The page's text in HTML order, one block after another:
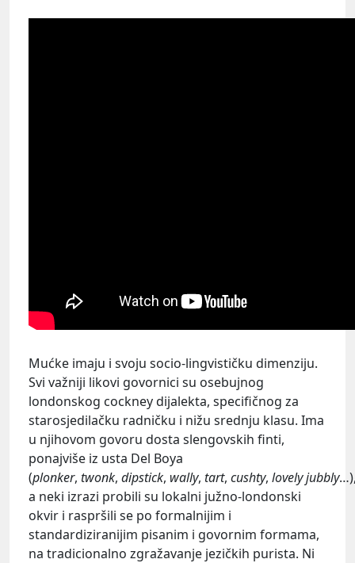
Mućke imaju i svoju socio-lingvističku dimenziju.
Svi važniji likovi govornici su osebujnog
londonskog cockney dijalekta, specifičnog za
starosjedilačku radničku i nižu srednju klasu. Ima
u njihovom govoru dosta slengovskih finti,
ponajviše iz usta Del Boya
(plonker, twonk, dipstick, wally, tart, cushty, lovelyjubbly
a neki izrazi probili su lokalni južno-londonski
okvir i raspršili se po formalnijim i
standardiziranijim pisanim i govornim formama,
na tradicionalno zgražavanje jezičkih purista. Ni